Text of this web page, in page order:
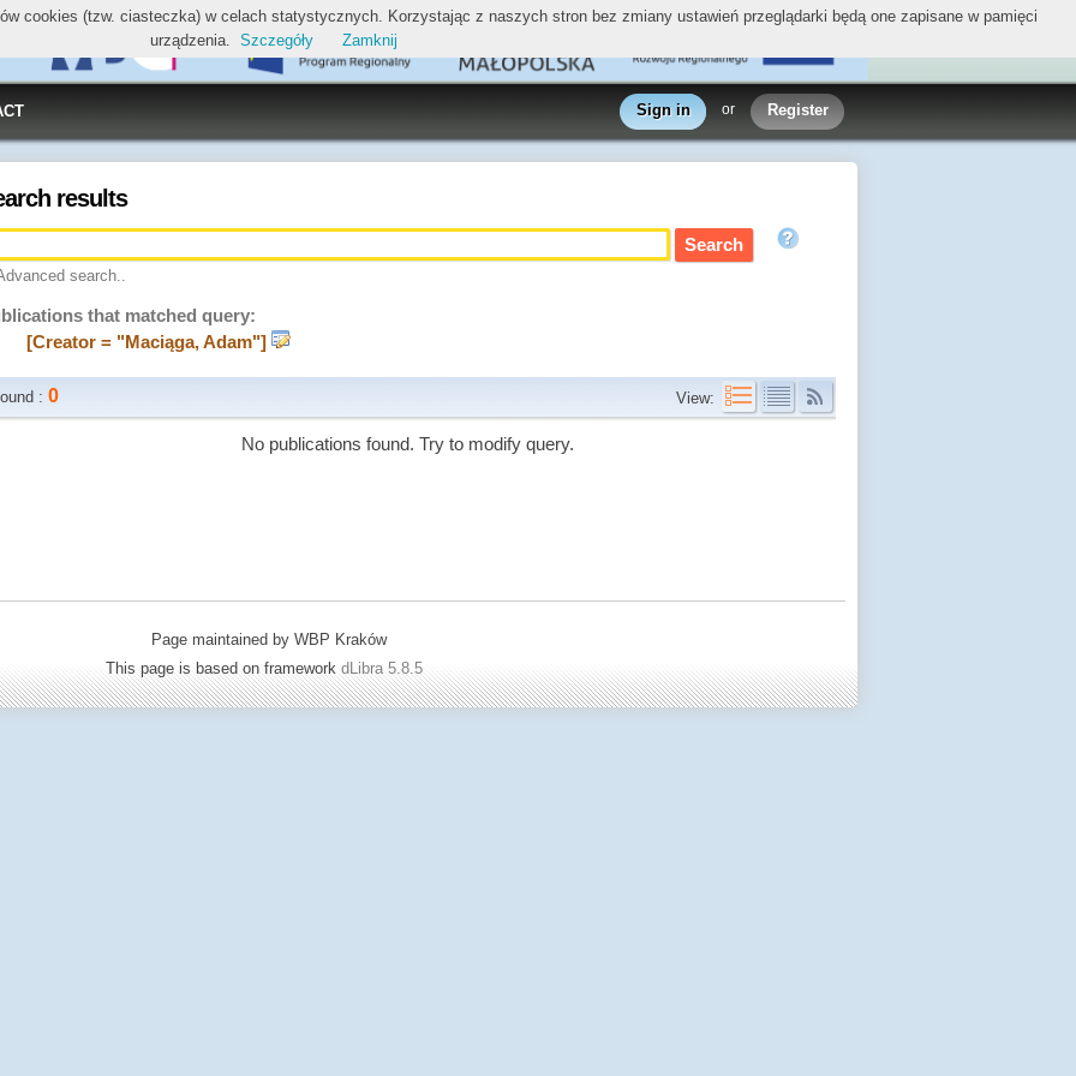
Sign in or Register
results
search..
that matched query:
[Creator = "Maciąga, Adam"]
:0 View:
No publications found. Try to modify query.
Page maintained by WBP Kraków
This page is based on framework dLibra 5.8.5
cookies (tzw. ciasteczka) w celach statystycznych. Korzystając z naszych stron bez zmiany ustawień przeglądarki będą one zapisane w pamięci
urządzenia. Szczegóły Zamknij